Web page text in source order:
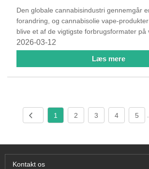
Den globale cannabisindustri gennemgår
forandring, og cannabisolie vape-
blive et af de vigtigste forbrugsformater på
2026-03-12
Læs mere
1 2 3 4 5
Kontakt os